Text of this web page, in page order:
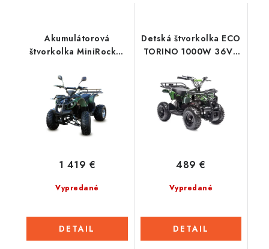
Akumulátorová
štvorkolka MiniRocket
Vypredané
1 419 €
DETAIL
Detská štvorkolka ECO
TORINO 1000W 36V -
Vypredané
489 €
DETAIL